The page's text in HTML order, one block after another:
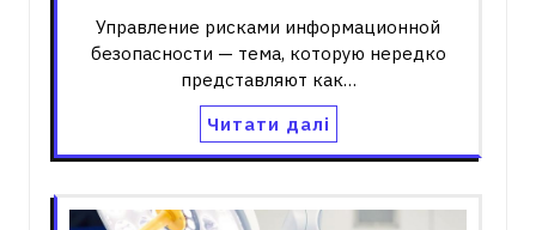
Управление рисками информационной
безопасности — тема, которую нередко
представляют как…
Читати далі